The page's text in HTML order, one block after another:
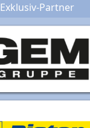
Exklusiv-Partner